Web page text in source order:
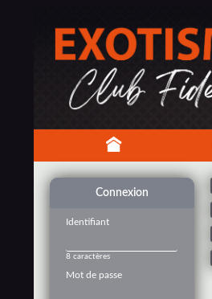
Connexion
Identifiant
8 caractères
Mot de passe